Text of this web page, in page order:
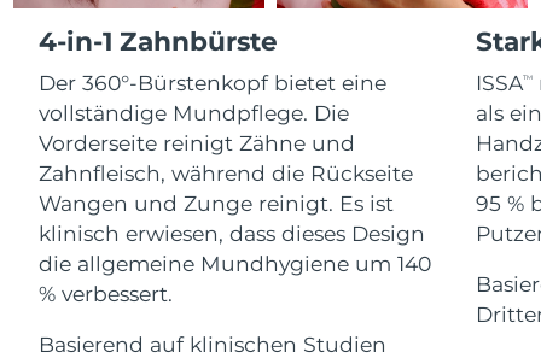
4-in-1 Zahnbürste
Der 360°-Bürstenkopf bietet eine
vollständige Mundpflege. Die
Vorderseite reinigt Zähne und
Zahnfleisch, während die Rückseite
Wangen und Zunge reinigt. Es ist
klinisch erwiesen, dass dieses Design
die allgemeine Mundhygiene um 140
% verbessert.
Basierend auf klinischen Studien
ISSATM
als
95 %
For healthy hair
Kosmetik
Kaufe alles
FOREO APP
ÜBER
Isle of Man 8/12/26
Israel Erwartete Lieferung 8/14/26
Italien Erwartete Lieferung 8/10/26
Japan Erwartete Lieferung
Jersey Erwartete Lieferung 8/15/26
Kasachstan